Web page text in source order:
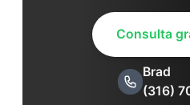
Consulta
Brad
(316)